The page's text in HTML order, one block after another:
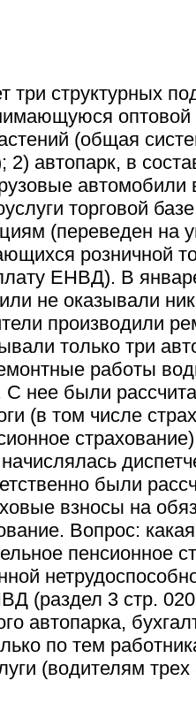
три структурных
оптовой
(общая
автопарк, в
автомобили
торговой
(переведен на
розничной
ЕНВД). В
не оказывали
производили
только три
работы
С нее были
(в том числе
были
взносы на
Вопрос:
пенсионное
(раздел 3 стр.
автопарка,
по тем
(водителям